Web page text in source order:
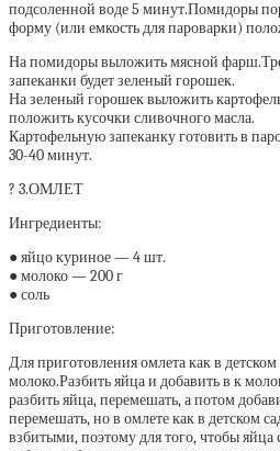
подсоленной воде 5 минут.Помидоры
форму (или емкость для пароварки)
На помидоры выложить мясной
запеканки будет зеленый горошек.
На зеленый горошек выложить
положить кусочки сливочного масла.
Картофельную запеканку готовить в
30-40 минут.
? 3.ОМЛЕТ
Ингредиенты:
● яйцо куриное — 4 шт.
● молоко — 200 г
● соль
Приготовление:
Для приготовления омлета как в
молоко.Разбить яйца и добавить в к
разбить яйца, перемешать, а потом
перемешать, но в омлете как в детском
взбитыми, поэтому для того, чтобы яйца